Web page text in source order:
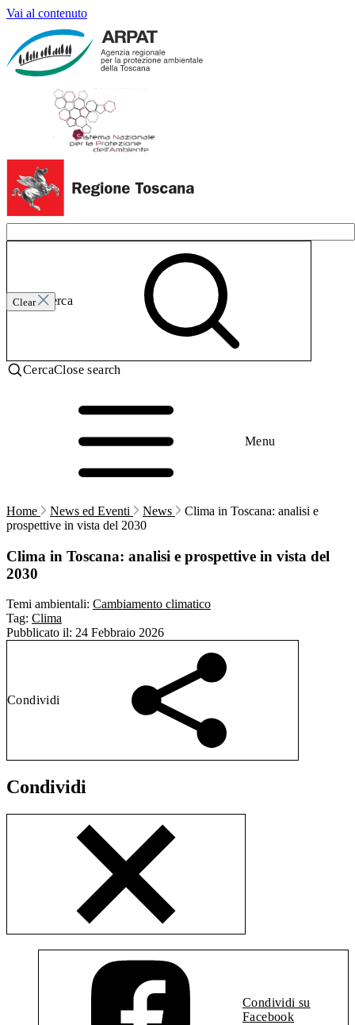
Vai al contenuto
Clear
Invia ricerca
CercaClose search
Menu
Home News ed Eventi News
Clima in Toscana: analisi e
prospettive in vista del 2030
Clima in Toscana: analisi e prospettive in vista del
2030
Temi ambientali: Cambiamento climatico
Tag: Clima
Pubblicato il: 24 Febbraio 2026
Condividi
Condividi
Condividi su
Facebook